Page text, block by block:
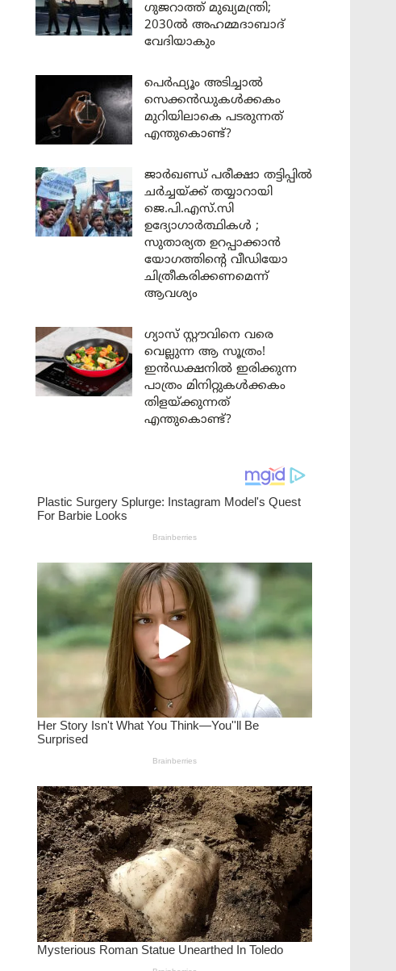
ഗുജറാത്ത് മുഖ്യമന്ത്രി;
2030ൽ അഹമ്മദാബാദ്
വേദിയാകും
പെർഫ്യൂം അടിച്ചാൽ
സെക്കൻഡുകൾക്കകം
മുറിയിലാകെ പടരുന്നത്
എന്തുകൊണ്ട്?
ജാർഖണ്ഡ് പരീക്ഷാ തട്ടിപ്പിൽ
ചർച്ചയ്ക്ക് തയ്യാറായി
ജെ.പി.എസ്.സി
ഉദ്യോഗാർത്ഥികൾ ;
സുതാര്യത ഉറപ്പാക്കാൻ
യോഗത്തിന്റെ വീഡിയോ
ചിത്രീകരിക്കണമെന്ന്
ആവശ്യം
ഗ്യാസ് സ്റ്റൗവിനെ വരെ
വെല്ലുന്ന ആ സൂത്രം!
ഇൻഡക്ഷനിൽ ഇരിക്കുന്ന
പാത്രം മിനിറ്റുകൾക്കകം
തിളയ്ക്കുന്നത്
എന്തുകൊണ്ട്?